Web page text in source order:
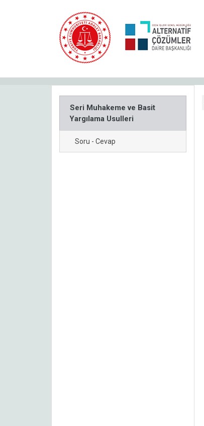
Seri Muhakeme ve Basit
Yargılama Usulleri
Soru - Cevap